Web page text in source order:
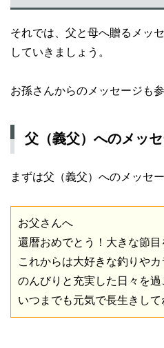
それでは、父と母へ贈るメッ
していきましょう。
お孫さんからのメッセージも
父（義父）へのメッ
まずは父（義父）へのメッセー
お父さんへ
還暦おめでとう！大きな節目
これからは大好きな釣りやカ
のんびりと充実した日々を過
いつまでも元気で長生きして